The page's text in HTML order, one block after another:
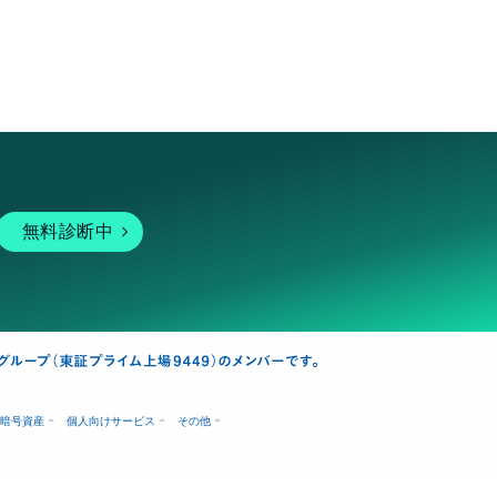
無料診断中
暗号資産 個人向けサービス その他